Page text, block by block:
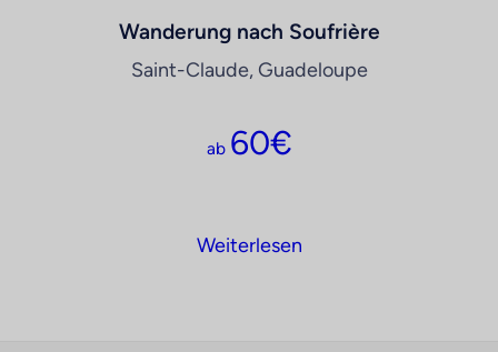
Wanderung nach Soufrière
Saint-Claude, Guadeloupe
ab 60€
Weiterlesen